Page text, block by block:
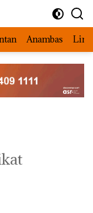
Anambas